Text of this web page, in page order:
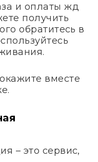
и оплаты жд
получить
обратитесь в
вместе
– это сервис,